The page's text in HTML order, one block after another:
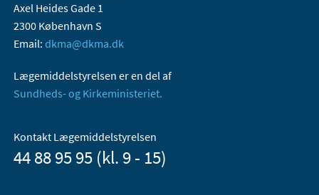
Axel Heides Gade 1
2300 København S
Email: dkma@dkma.dk
Lægemiddelstyrelsen er en del af
Sundheds- og Kirkeministeriet.
Kontakt Lægemiddelstyrelsen
44 88 95 95 (kl. 9 - 15)